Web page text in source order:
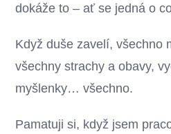
dokáže to – ať se jedná o
Když duše zavelí, všechno
všechny strachy a obavy,
myšlenky… všechno.
Pamatuji si, když jsem